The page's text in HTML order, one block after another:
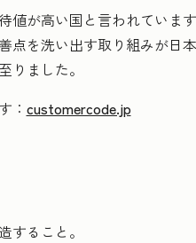
値が高い国と言われていま
を洗い出す取り組みが日
りました。
： customercode.jp
ること。